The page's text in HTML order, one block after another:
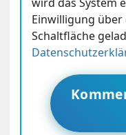
Einwilligung
Schaltfläche